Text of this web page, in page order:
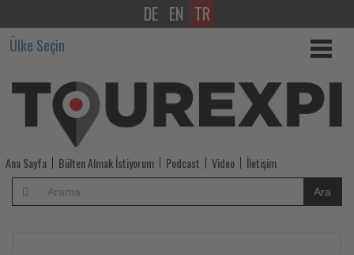
Alman
turistlerin
2026
yazındaki
gözde
destinasyonları
açıklandı
DE EN TR
Ülke Seçin
Ana Sayfa Bülten Almak İstiyorum Podcast Video İletişim
Ara